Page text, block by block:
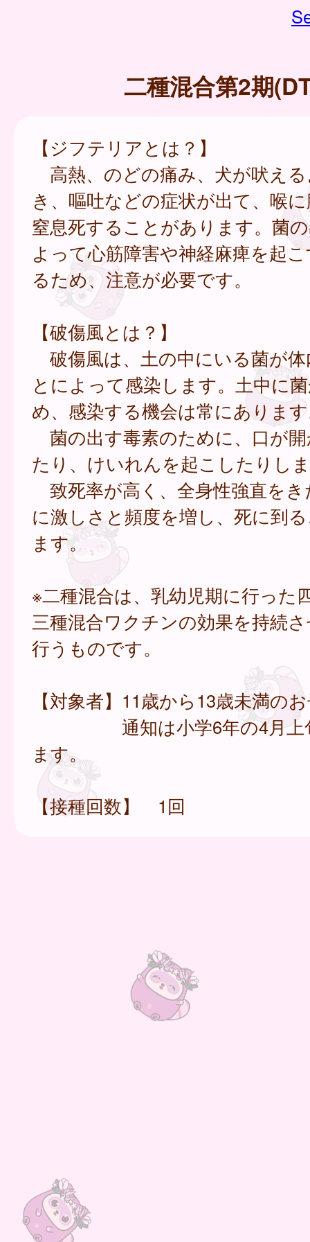
二種混合第2期
【ジフテリアとは？】
高熱、のどの痛み、犬が吠え
き、嘔吐などの症状が出て、喉
窒息死することがあります。菌
よって心筋障害や神経麻痺を起
るため、注意が必要です。
【破傷風とは？】
破傷風は、土の中にいる菌が
とによって感染します。土中に
め、感染する機会は常にありま
菌の出す毒素のために、口が
たり、けいれんを起こしたりし
致死率が高く、全身性強直をき
に激しさと頻度を増し、死に到
ます。
※二種混合は、乳幼児期に行った
三種混合ワクチンの効果を持続
行うものです。
【対象者】11歳から13歳未満の
通知は小学6年の4月上旬
ます。
【接種回数】 1回